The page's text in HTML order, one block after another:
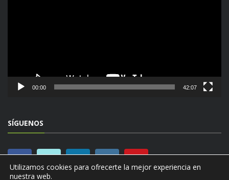
00:00 42:07
SÍGUENOS
Utilizamos cookies para ofrecerte la mejor experiencia en
nuestra web.